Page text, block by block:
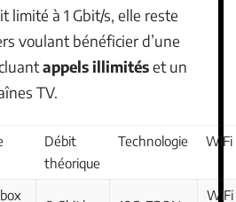
limité à 1 Gbit/s, elle reste
voulant bénéficier d’une
appels illimitéset un
TV.
Débit
théorique
Technologie WiFi
WiFi